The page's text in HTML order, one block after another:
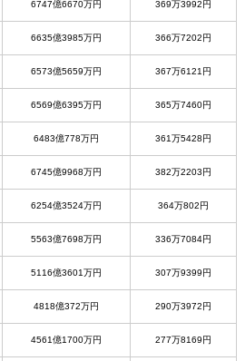
6747億6670万円 369万3992円
6635億3985万円 366万7202円
6573億5659万円 367万6121円
6569億6395万円 365万7460円
6483億778万円 361万5428円
6745億9968万円 382万2203円
6254億3524万円 364万802円
5563億7698万円 336万7084円
5116億3601万円 307万9399円
4818億372万円 290万3972円
4561億1700万円 277万8169円